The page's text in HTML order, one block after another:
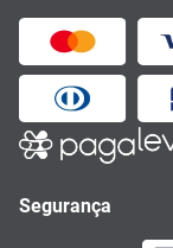
Segurança